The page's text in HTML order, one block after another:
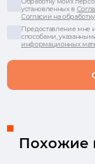
установленных в
Согласии на
Предоставление мне
способами,
информационных
Похожие